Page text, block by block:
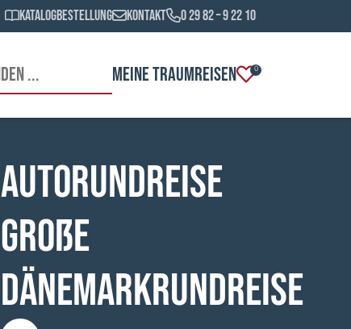
Katalogbestellung Kontakt 0 29 82 – 9 22 10
MEINE TRAUMREISEN 0
Autorundreise
Große
Dänemarkrundreise